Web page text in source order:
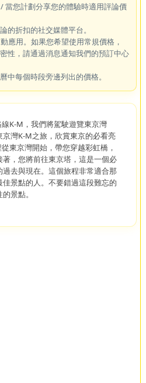
當您計劃分享您的體驗時適用評論價
的折扣的社交媒體平台。
應用。如果您希望使用常規價格，
性，請通過消息通知我們的預訂中心
中每個時段旁邊列出的價格。
K-M，我們將駕駛遊覽東京灣
灣K-M之旅，欣賞東京的必看亮
東京灣開始，帶您穿越彩虹橋，
，您將前往東京塔，這是一個必
去與現在。這個旅程非常適合那
景點的人。不要錯過這段難忘的
景點。